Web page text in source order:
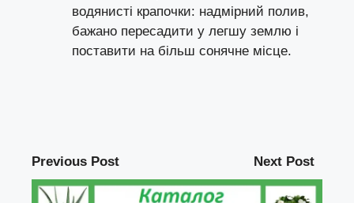
водянисті крапочки: надмірний полив,
бажано пересадити у легшу землю і
поставити на більш сонячне місце.
Previous Post Next Post